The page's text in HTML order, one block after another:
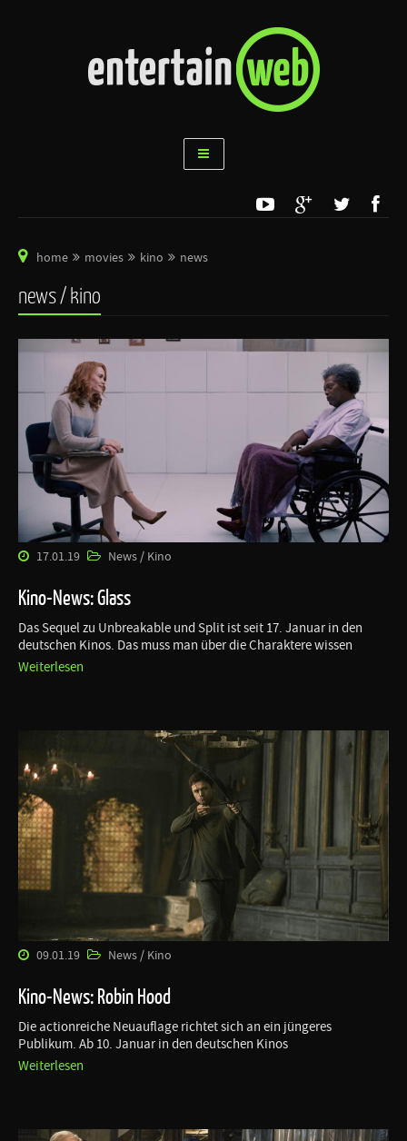
home movies kino news
news / kino
17.01.19 News / Kino
Kino-News: Glass
Das Sequel zu Unbreakable und Split ist seit 17. Januar in den
deutschen Kinos. Das muss man über die Charaktere wissen
Weiterlesen
09.01.19 News / Kino
Kino-News: Robin Hood
Die actionreiche Neuauflage richtet sich an ein jüngeres
Publikum. Ab 10. Januar in den deutschen Kinos
Weiterlesen